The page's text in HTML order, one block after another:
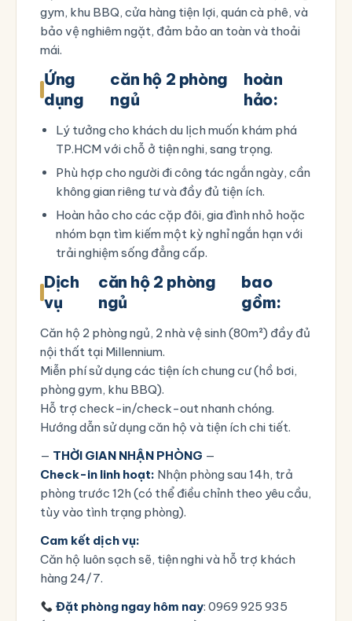
gym, khu BBQ, cửa hàng tiện lợi, quán cà phê, và
bảo vệ nghiêm ngặt, đảm bảo an toàn và thoải
mái.
Ứng
dụng
căn hộ 2 phòng
ngủ
hoàn
hảo:
Lý tưởng cho khách du lịch muốn khám phá
TP.HCM với chỗ ở tiện nghi, sang trọng.
Phù hợp cho người đi công tác ngắn ngày, cần
không gian riêng tư và đầy đủ tiện ích.
Hoàn hảo cho các cặp đôi, gia đình nhỏ hoặc
nhóm bạn tìm kiếm một kỳ nghỉ ngắn hạn với
trải nghiệm sống đẳng cấp.
Dịch
vụ
căn hộ 2 phòng
ngủ
bao
gồm:
Căn hộ 2 phòng ngủ, 2 nhà vệ sinh (80m²) đầy đủ
nội thất tại Millennium.
Miễn phí sử dụng các tiện ích chung cư (hồ bơi,
phòng gym, khu BBQ).
Hỗ trợ check-in/check-out nhanh chóng.
Hướng dẫn sử dụng căn hộ và tiện ích chi tiết.
— THỜI GIAN NHẬN PHÒNG —
Check-in linh hoạt: Nhận phòng sau 14h, trả
phòng trước 12h (có thể điều chỉnh theo yêu cầu,
tùy vào tình trạng phòng).
Cam kết dịch vụ:
Căn hộ luôn sạch sẽ, tiện nghi và hỗ trợ khách
hàng 24/7.
Đặt phòng ngay hôm nay: 0969 925 935